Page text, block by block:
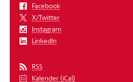
Facebook
X/Twitter
Instagram
LinkedIn
RSS
Kalender (iCal)